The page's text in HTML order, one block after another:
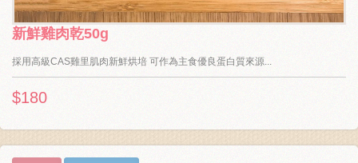
新鮮雞肉乾50g
採用高級CAS雞里肌肉新鮮烘培 可作為主食優良蛋白質來源...
$180